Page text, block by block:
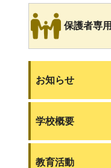
保護者専用
お知らせ
学校概要
教育活動